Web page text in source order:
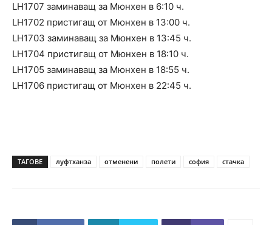
LH1707 заминаващ за Мюнхен в 6:10 ч.
LH1702 пристигащ от Мюнхен в 13:00 ч.
LH1703 заминаващ за Мюнхен в 13:45 ч.
LH1704 пристигащ от Мюнхен в 18:10 ч.
LH1705 заминаващ за Мюнхен в 18:55 ч.
LH1706 пристигащ от Мюнхен в 22:45 ч.
ТАГОВЕ луфтханза отменени полети софия стачка